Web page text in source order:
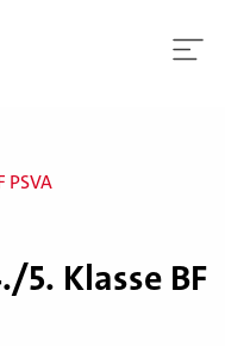
PSVA
5. Klas­se BF